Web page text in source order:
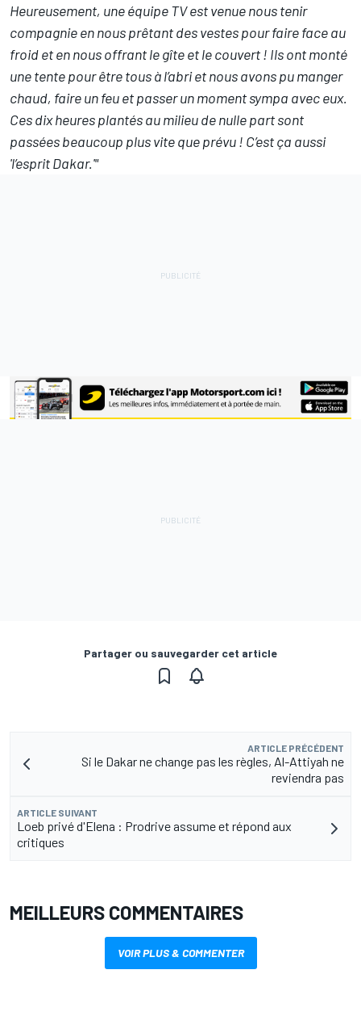
Heureusement, une équipe TV est venue nous tenir
compagnie en nous prêtant des vestes pour faire face au
froid et en nous offrant le gîte et le couvert ! Ils ont monté
une tente pour être tous à l’abri et nous avons pu manger
chaud, faire un feu et passer un moment sympa avec eux.
Ces dix heures plantés au milieu de nulle part sont
passées beaucoup plus vite que prévu ! C’est ça aussi
'l’esprit Dakar.'"
Partager ou sauvegarder cet article
ARTICLE PRÉCÉDENT
Si le Dakar ne change pas les règles, Al-Attiyah ne
reviendra pas
ARTICLE SUIVANT
Loeb privé d'Elena : Prodrive assume et répond aux
critiques
MEILLEURS COMMENTAIRES
VOIR PLUS & COMMENTER